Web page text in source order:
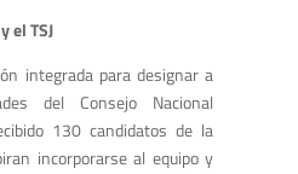
el TSJ
integrada para designar a
del Consejo Nacional
130 candidatos de la
incorporarse al equipo y